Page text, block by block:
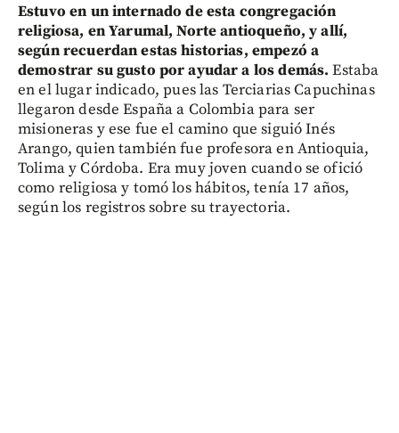
Estuvo en un internado de esta congregación
religiosa, en Yarumal, Norte antioqueño, y allí,
según recuerdan estas historias, empezó a
demostrar su gusto por ayudar a los demás. Estaba
en el lugar indicado, pues las Terciarias Capuchinas
llegaron desde España a Colombia para ser
misioneras y ese fue el camino que siguió Inés
Arango, quien también fue profesora en Antioquia,
Tolima y Córdoba. Era muy joven cuando se ofició
como religiosa y tomó los hábitos, tenía 17 años,
según los registros sobre su trayectoria.